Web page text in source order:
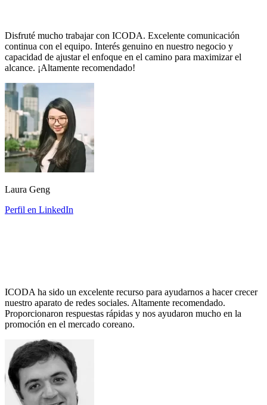
Disfruté mucho trabajar con ICODA. Excelente comunicación
continua con el equipo. Interés genuino en nuestro negocio y
capacidad de ajustar el enfoque en el camino para maximizar el
alcance. ¡Altamente recomendado!
Laura Geng
Perfil en LinkedIn
ICODA ha sido un excelente recurso para ayudarnos a hacer crecer
nuestro aparato de redes sociales. Altamente recomendado.
Proporcionaron respuestas rápidas y nos ayudaron mucho en la
promoción en el mercado coreano.